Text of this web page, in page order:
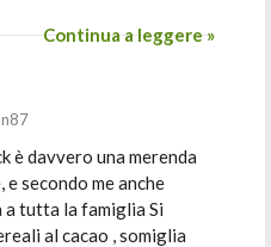
Continua a leggere »
è davvero una merenda
secondo me anche
tutta la famiglia Si
al cacao , somiglia